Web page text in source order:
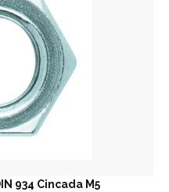
934 Cincada M5